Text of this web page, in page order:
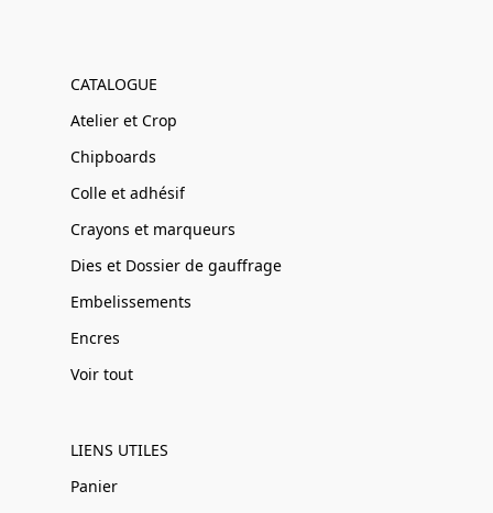
CATALOGUE
Atelier et Crop
Chipboards
Colle et adhésif
Crayons et marqueurs
Dies et Dossier de gauffrage
Embelissements
Encres
Voir tout
LIENS UTILES
Panier